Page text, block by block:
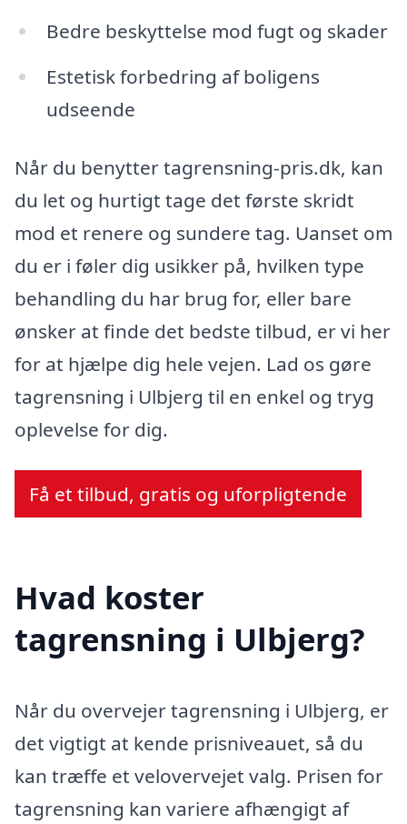
Bedre beskyttelse mod fugt og skader
Estetisk forbedring af boligens
udseende
Når du benytter tagrensning-pris.dk, kan
du let og hurtigt tage det første skridt
mod et renere og sundere tag. Uanset om
du er i føler dig usikker på, hvilken type
behandling du har brug for, eller bare
ønsker at finde det bedste tilbud, er vi her
for at hjælpe dig hele vejen. Lad os gøre
tagrensning i Ulbjerg til en enkel og tryg
oplevelse for dig.
Få et tilbud, gratis og uforpligtende
Hvad koster
tagrensning i Ulbjerg?
Når du overvejer tagrensning i Ulbjerg, er
det vigtigt at kende prisniveauet, så du
kan træffe et velovervejet valg. Prisen for
tagrensning kan variere afhængigt af